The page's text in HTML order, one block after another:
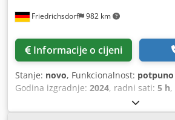
Friedrichsdorf 982 km
Informacije o cijeni
Stanje: novo, Funkcionalnost:
Godina izgradnje: 2024, radni sati: 5 h,
, slobodno
mm, vrsta goriva:električni, vrsta